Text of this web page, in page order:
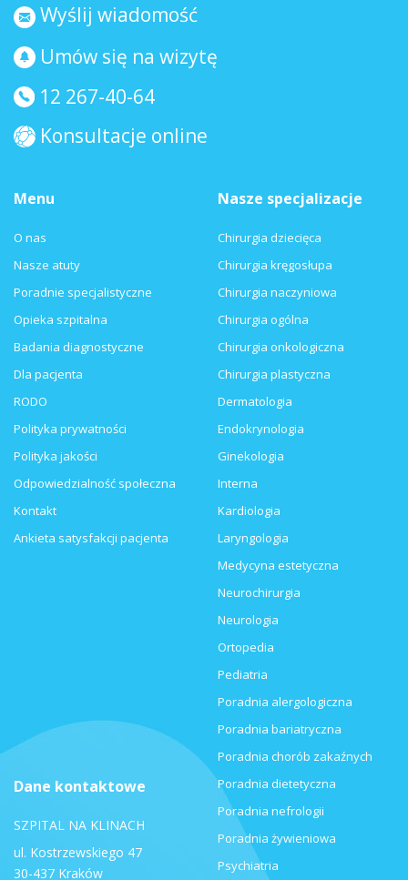
Wyślij wiadomość
Umów się na wizytę
12 267-40-64
Konsultacje online
Nasze specjalizacje
Chirurgia dziecięca
Chirurgia kręgosłupa
Chirurgia naczyniowa
Chirurgia ogólna
Chirurgia onkologiczna
Chirurgia plastyczna
Dermatologia
Endokrynologia
Ginekologia
Interna
Kardiologia
Laryngologia
Medycyna estetyczna
Neurochirurgia
Neurologia
Ortopedia
Pediatria
Poradnia alergologiczna
Poradnia bariatryczna
Poradnia chorób zakaźnych
Poradnia dietetyczna
Poradnia nefrologii
Poradnia żywieniowa
Psychiatria
Menu
O nas
Nasze atuty
Poradnie specjalistyczne
Opieka szpitalna
Badania diagnostyczne
Dla pacjenta
RODO
Polityka prywatności
Polityka jakości
Odpowiedzialność społeczna
Kontakt
Ankieta satysfakcji pacjenta
Dane kontaktowe
SZPITAL NA KLINACH
ul. Kostrzewskiego 47
30-437 Kraków